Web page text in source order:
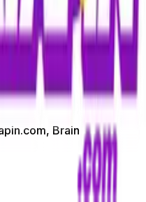
Brain